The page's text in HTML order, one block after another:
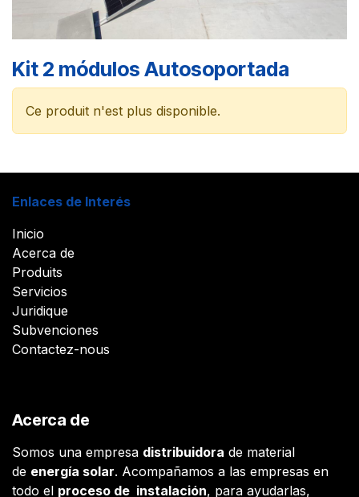
Kit 2 módulos Autosoportada
Ce produit n'est plus disponible.
Enlaces de Interés
Inicio
Acerca de
Produits
Servicios
Juridique
Subvenciones
Contactez-nous
Acerca de
Somos una empresa distribuidora de material
de energía solar. Acompañamos a las empresas en
todo el proceso de instalación, para ayudarlas,